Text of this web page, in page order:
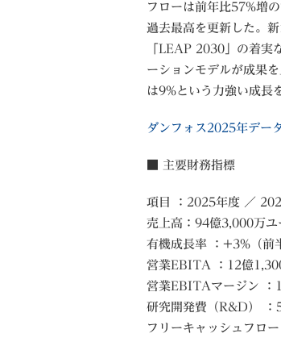
フローは前年比57%増
過去最高を更新した。
「LEAP 2030」の着実
ーションモデルが成果
は9%という力強い成長
ダンフォス2025年デー
■ 主要財務指標
項目 ：2025年度 ／
売上高：94億3,000万
有機成長率 ：+3%（
営業EBITA ：12億
営業EBITAマージン ：
研究開発費（R&D） ：
フリーキャッシュフロ